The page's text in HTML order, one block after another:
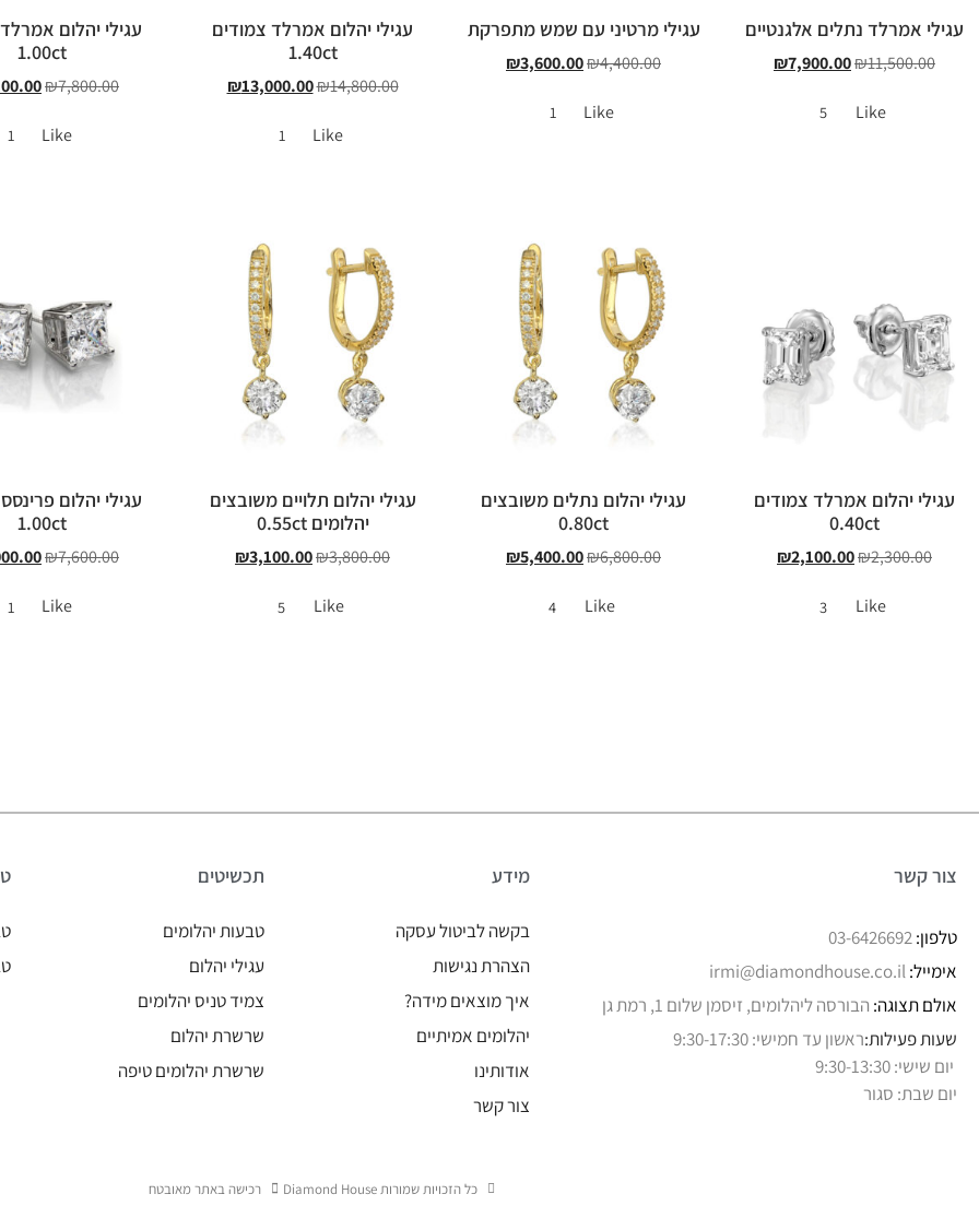
עגילי אמרלד נתלים אלגנטיים
₪11,500.00
₪7,900.00
Like
5
עגילי מרטיני עם שמש מתפרקת
₪4,400.00
₪3,600.00
Like
1
עגילי יהלום אמרלד צמודים
1.40ct
₪14,800.00
₪13,000.00
Like
1
עגילי יהלום
1.00ct
₪7,800.00
Like
1
עגילי יהלום אמרלד צמודים
0.40ct
₪2,300.00
₪2,100.00
Like
3
עגילי יהלום נתלים משובצים
0.80ct
₪6,800.00
₪5,400.00
Like
4
עגילי יהלום תלויים משובצים
יהלומים 0.55ct
₪3,800.00
₪3,100.00
Like
5
עגילי יהלום
1.00ct
₪7,600.00
Like
1
צור קשר
טלפון:03-6426692
אימייל:irmi@diamondhouse.co.il
אולם תצוגה: הבורסה ליהלומים, זיסמן שלום 1, רמת גן
שעות פעילות:ראשון עד חמישי: 9:30-17:30
יום שישי: 9:30-13:30
יום שבת: סגור
מידע
בקשה לביטול עסקה
הצהרת נגישות
איך מוצאים מידה?
יהלומים אמיתיים
אודותינו
צור קשר
תכשיטים
טבעות יהלומים
עגילי יהלום
צמיד טניס יהלומים
שרשרת יהלום
שרשרת יהלומים טיפה
כל הזכויות שמורות Diamond House רכישה באתר מאובטח